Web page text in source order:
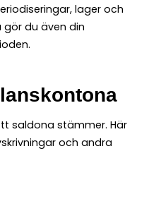
lager och
gör du även din
saldona stämmer. Här
och andra